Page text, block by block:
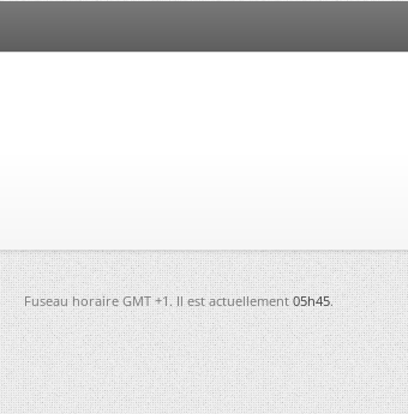
Fuseau horaire GMT +1. Il est actuellement05h45.